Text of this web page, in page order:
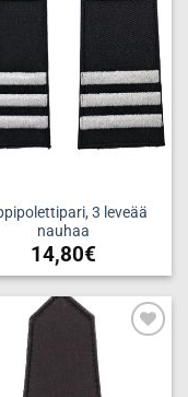
Add to
wishlist
3 leveää
nauhaa
14,80€